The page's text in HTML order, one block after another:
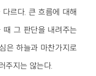
르다. 큰 흐름에 대해
때 그 판단을 내려주는
은 하늘과 마찬가지로
주지는 않는다.